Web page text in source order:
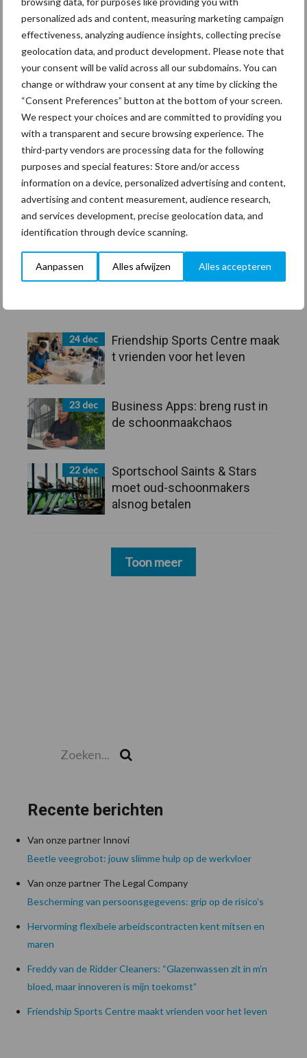
personalized ads and content, measuring marketing campaign
effectiveness, analyzing audience insights, collecting precise
geolocation data, and product development. Please note that
your consent will be valid across all our subdomains. You can
change or withdraw your consent at any time by clicking the
“Consent Preferences” button at the bottom of your screen.
We respect your choices and are committed to providing you
with a transparent and secure browsing experience. The
third-party vendors are processing data for the following
purposes and special features: Store and/or access
information on a device, personalized advertising and content,
advertising and content measurement, audience research,
and services development, precise geolocation data, and
identification through device scanning.
Aanpassen Alles afwijzen Alles accepteren
gebied van kwaliteitsaudits in de schoonmaak"? Qualis
organiseert op 2 april 2020 een bijeenkomst met de naam
'Changing the game, changing the name' waar uitleg wordt …
[Lees meer...]overQualis
bijeenkomst:
Changing
the
game,
the
name
Primaire
Sidebar
Recent nieuws Partner nieuws
30 dec
Hervorming flexibele
arbeidscontracten kent mitsen
en maren
29 dec
Freddy van de Ridder Cleaners:
“Glazenwassen zit in m’n
24 dec
Friendship Sports Centre maak
t vrienden voor het leven
23 dec
Business Apps: breng rust in
de schoonmaakchaos
22 dec
Sportschool Saints & Stars
moet oud-schoonmakers
alsnog betalen
Toon meer
Recente berichten
Van onze partner Innovi
Beetle veegrobot: jouw slimme hulp op de werkvloer
Van onze partner The Legal Company
Bescherming van persoonsgegevens: grip op de risico’s
Hervorming flexibele arbeidscontracten kent mitsen en
maren
Freddy van de Ridder Cleaners: “Glazenwassen zit in m’n
bloed, maar innoveren is mijn toekomst”
Friendship Sports Centre maakt vrienden voor het leven